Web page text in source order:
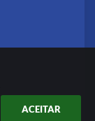
ACEITAR